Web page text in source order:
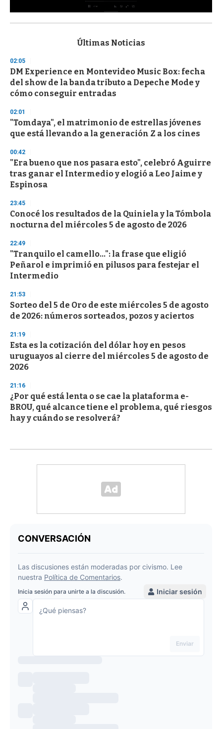
s
d
s
o
f
3
s
e
o
d
s
Últimas Noticias
02:05
DM Experience en Montevideo Music Box: fecha
del show de la banda tributo a Depeche Mode y
cómo conseguir entradas
02:01
"Tomdaya", el matrimonio de estrellas jóvenes
que está llevando a la generación Z a los cines
00:42
"Era bueno que nos pasara esto", celebró Aguirre
tras ganar el Intermedio y elogió a Leo Jaime y
Espinosa
23:45
Conocé los resultados de la Quiniela y la Tómbola
nocturna del miércoles 5 de agosto de 2026
22:49
"Tranquilo el camello...": la frase que eligió
Peñarol e imprimió en pilusos para festejar el
Intermedio
21:53
Sorteo del 5 de Oro de este miércoles 5 de agosto
de 2026: números sorteados, pozos y aciertos
21:19
Esta es la cotización del dólar hoy en pesos
uruguayos al cierre del miércoles 5 de agosto de
2026
21:16
¿Por qué está lenta o se cae la plataforma e-
BROU, qué alcance tiene el problema, qué riesgos
hay y cuándo se resolverá?